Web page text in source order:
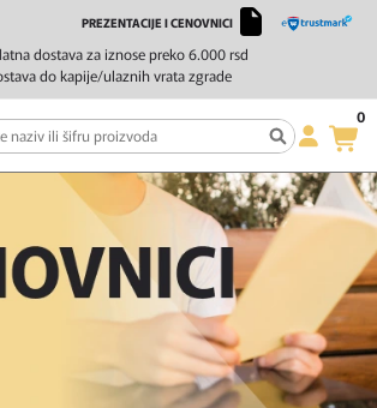
dostava za iznose preko 6.000 rsd
do kapije/ulaznih vrata zgrade
PREZENTACIJE I CENOVNICI
0